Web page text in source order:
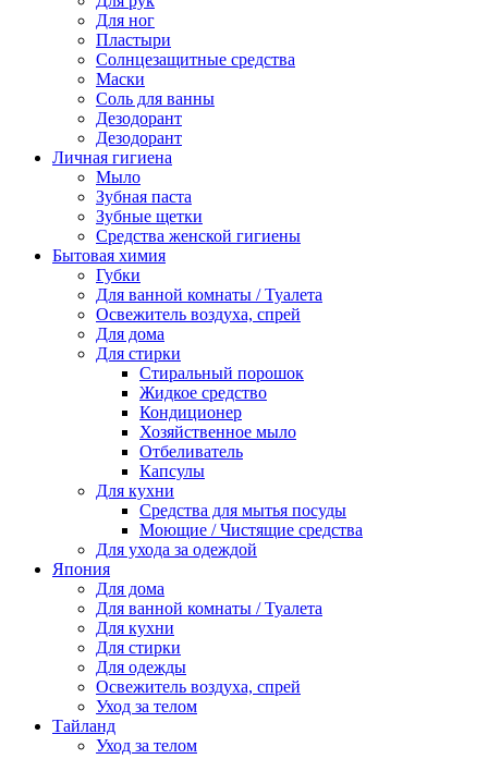
Для ног
Пластыри
Солнцезащитные средства
Маски
Соль для ванны
Дезодорант
Дезодорант
Личная гигиена
Мыло
Зубная паста
Зубные щетки
Средства женской гигиены
Бытовая химия
Губки
Для ванной комнаты / Туалета
Освежитель воздуха, спрей
Для дома
Для стирки
Стиральный порошок
Жидкое средство
Кондиционер
Хозяйственное мыло
Отбеливатель
Капсулы
Для кухни
Средства для мытья посуды
Моющие / Чистящие средства
Для ухода за одеждой
Япония
Для дома
Для ванной комнаты / Туалета
Для кухни
Для стирки
Для одежды
Освежитель воздуха, спрей
Уход за телом
Тайланд
Уход за телом